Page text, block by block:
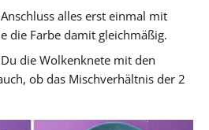
alles erst einmal mit
die Farbe damit gleichmäßig.
die Wolkenknete mit den
ob das Mischverhältnis der 2